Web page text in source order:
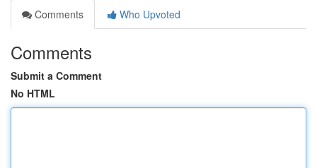
Comments
Who Upvoted
Comments
Submit a Comment
No HTML